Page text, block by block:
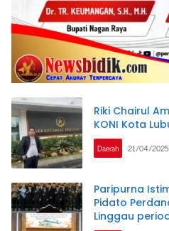
Riki Chairul
KONI Kota
Daerah 21/04/2025
Paripurna
Pidato
Linggau